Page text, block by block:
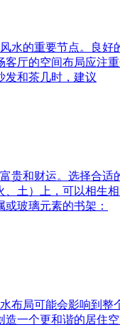
水的重要节点。良
厅的空间布局应注
发和茶几时，建议
和财运。选择合适
土）上，可以相生
玻璃元素的书架：
布局可能会影响到
一个更和谐的居住